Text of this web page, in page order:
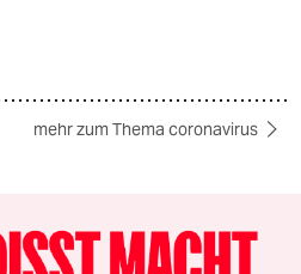
mehr zum Thema coronavirus